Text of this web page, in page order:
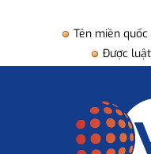
Tên miền
Được